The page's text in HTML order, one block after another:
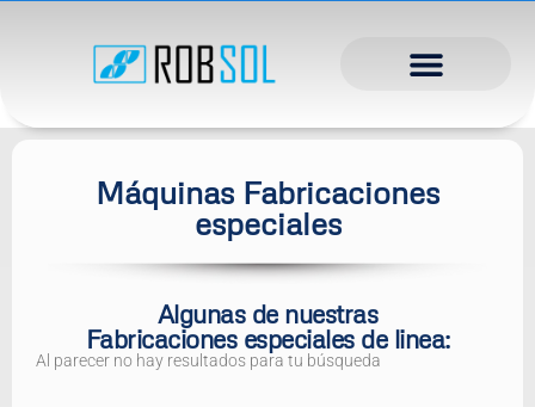
Máquinas Fabricaciones
especiales
Algunas de nuestras
Fabricaciones especiales de linea:
Al parecer no hay resultados para tu búsqueda